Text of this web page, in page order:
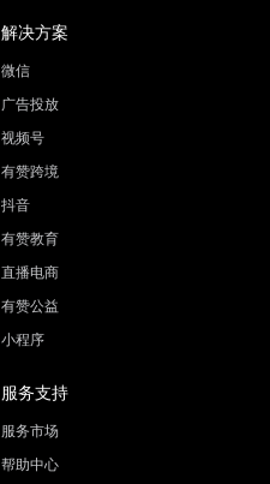
解决方案
微信
广告投放
视频号
有赞跨境
抖音
有赞教育
直播电商
有赞公益
小程序
服务支持
服务市场
帮助中心